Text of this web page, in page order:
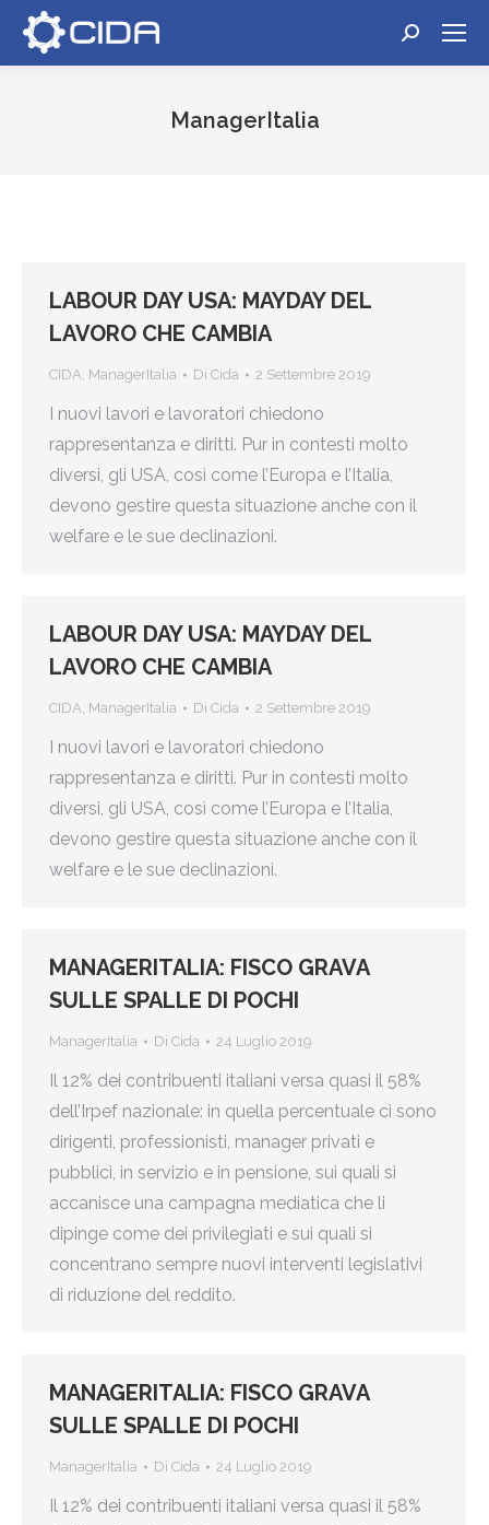
Cerca:
ManagerItalia
LABOUR DAY USA: MAYDAY DEL
LAVORO CHE CAMBIA
CIDA, ManagerItalia Di Cida 2 Settembre 2019
I nuovi lavori e lavoratori chiedono
rappresentanza e diritti. Pur in contesti molto
diversi, gli USA, così come l’Europa e l’Italia,
devono gestire questa situazione anche con il
welfare e le sue declinazioni.
LABOUR DAY USA: MAYDAY DEL
LAVORO CHE CAMBIA
CIDA, ManagerItalia Di Cida 2 Settembre 2019
I nuovi lavori e lavoratori chiedono
rappresentanza e diritti. Pur in contesti molto
diversi, gli USA, così come l’Europa e l’Italia,
devono gestire questa situazione anche con il
welfare e le sue declinazioni.
MANAGERITALIA: FISCO GRAVA
SULLE SPALLE DI POCHI
ManagerItalia Di Cida 24 Luglio 2019
Il 12% dei contribuenti italiani versa quasi il 58%
dell’Irpef nazionale: in quella percentuale ci sono
dirigenti, professionisti, manager privati e
pubblici, in servizio e in pensione, sui quali si
accanisce una campagna mediatica che li
dipinge come dei privilegiati e sui quali si
concentrano sempre nuovi interventi legislativi
di riduzione del reddito.
MANAGERITALIA: FISCO GRAVA
SULLE SPALLE DI POCHI
ManagerItalia Di Cida 24 Luglio 2019
Il 12% dei contribuenti italiani versa quasi il 58%